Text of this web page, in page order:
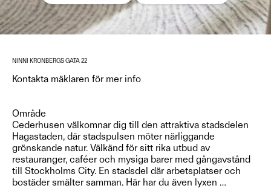
NINNI KRONBERGS GATA 22
Kontakta mäklaren för mer info
Område
Cederhusen välkomnar dig till den attraktiva stadsdelen
Hagastaden, där stadspulsen möter närliggande
grönskande natur. Välkänd för sitt rika utbud av
restauranger, caféer och mysiga barer med gångavstånd
till Stockholms City. En stadsdel där arbetsplatser och
bostäder smälter samman. Här har du även lyxen …